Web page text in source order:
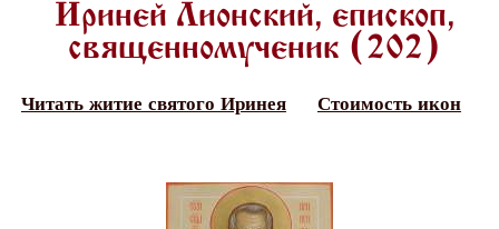
Ириней Лионский, епископ,
священномученик (202)
Читать житие святого Иринея Стоимость икон